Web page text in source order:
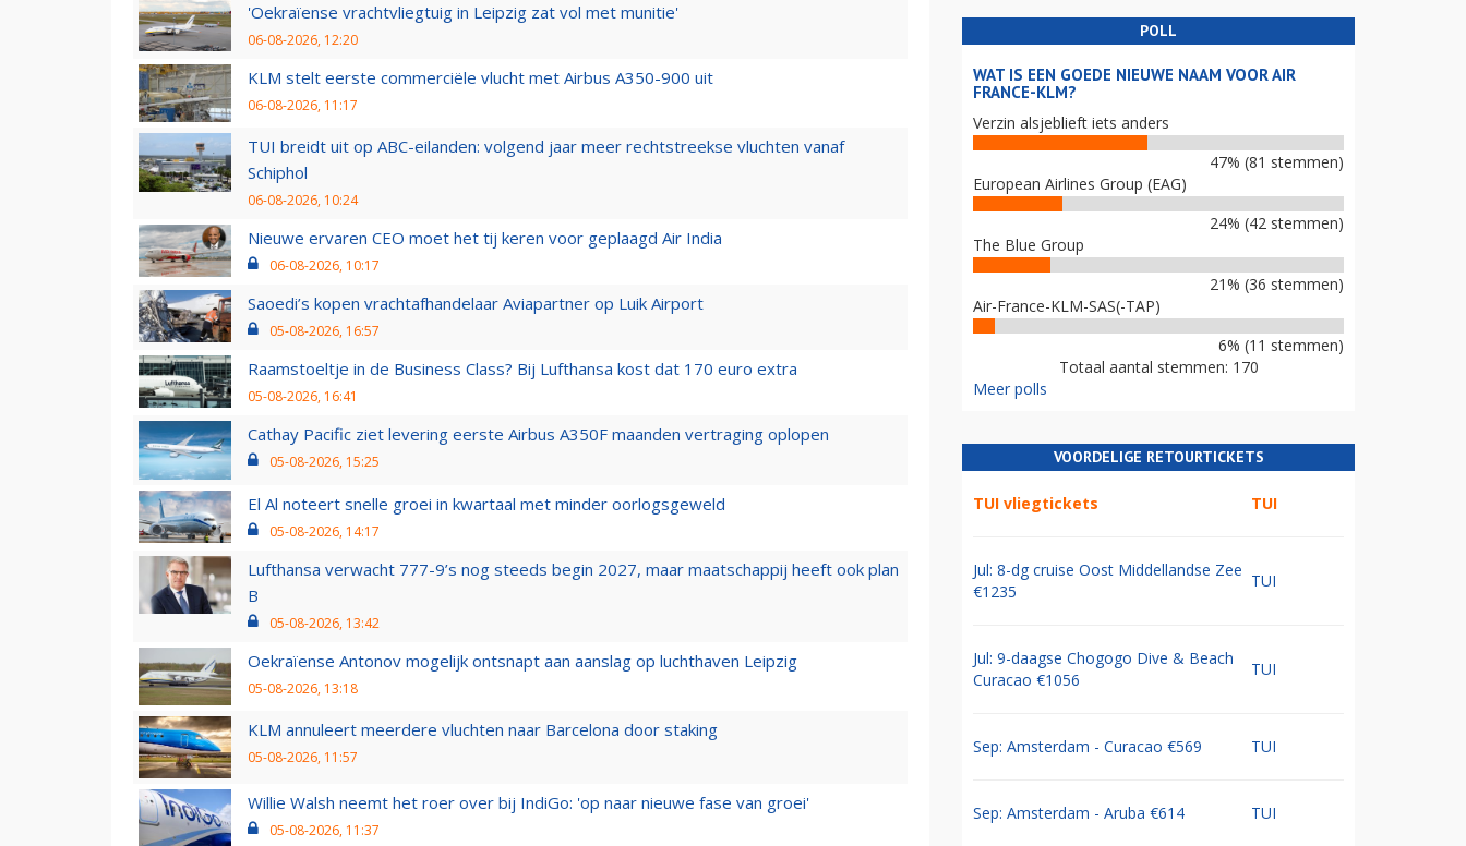
'Oekraïense vrachtvliegtuig in Leipzig zat vol met munitie'
06-08-2026, 12:20
KLM stelt eerste commerciële vlucht met Airbus A350-900 uit
06-08-2026, 11:17
TUI breidt uit op ABC-eilanden: volgend jaar meer rechtstreekse vluchten vanaf
Schiphol
06-08-2026, 10:24
Nieuwe ervaren CEO moet het tij keren voor geplaagd Air India
06-08-2026, 10:17
Saoedi’s kopen vrachtafhandelaar Aviapartner op Luik Airport
05-08-2026, 16:57
Raamstoeltje in de Business Class? Bij Lufthansa kost dat 170 euro extra
05-08-2026, 16:41
Cathay Pacific ziet levering eerste Airbus A350F maanden vertraging oplopen
05-08-2026, 15:25
El Al noteert snelle groei in kwartaal met minder oorlogsgeweld
05-08-2026, 14:17
Lufthansa verwacht 777-9’s nog steeds begin 2027, maar maatschappij heeft ook plan
B
05-08-2026, 13:42
Oekraïense Antonov mogelijk ontsnapt aan aanslag op luchthaven Leipzig
05-08-2026, 13:18
KLM annuleert meerdere vluchten naar Barcelona door staking
05-08-2026, 11:57
Willie Walsh neemt het roer over bij IndiGo: 'op naar nieuwe fase van groei'
05-08-2026, 11:37
POLL
WAT IS EEN GOEDE NIEUWE NAAM VOOR AIR
FRANCE-KLM?
Verzin alsjeblieft iets anders
47% (81 stemmen)
European Airlines Group (EAG)
24% (42 stemmen)
The Blue Group
21% (36 stemmen)
Air-France-KLM-SAS(-TAP)
6% (11 stemmen)
Totaal aantal stemmen: 170
Meer polls
VOORDELIGE RETOURTICKETS
TUI vliegtickets TUI
Jul: 8-dg cruise Oost Middellandse Zee
€1235
TUI
Jul: 9-daagse Chogogo Dive & Beach
Curacao €1056
TUI
Sep: Amsterdam - Curacao €569 TUI
Sep: Amsterdam - Aruba €614 TUI